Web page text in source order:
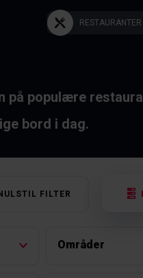
RESTAURANTER
på populære
bord i dag.
FILTER
Områder